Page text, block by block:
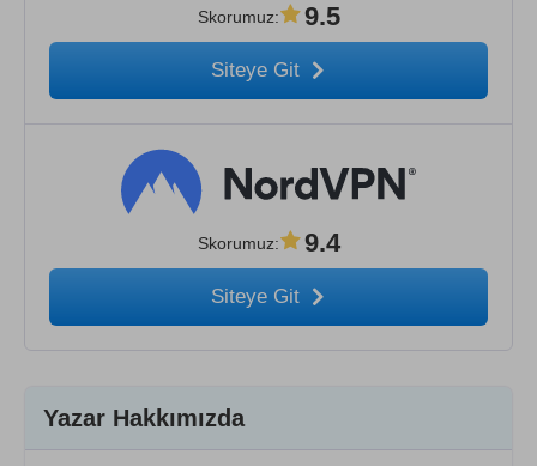
Skorumuz: 9.5
Siteye Git
Skorumuz: 9.4
Siteye Git
Yazar Hakkımızda